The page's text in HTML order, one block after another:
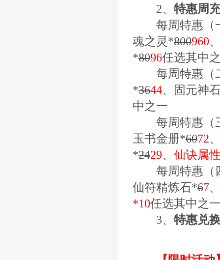
2、 特惠周
每周特惠（
魂之灵*800960
*8096任选其中
每周特惠（
*3644、固元神
中之一
每周特惠（
玉书金册*6072
*2429、 仙诀属
每周特惠（
仙符精炼石*67
*10任选其中之
3、 特惠兑